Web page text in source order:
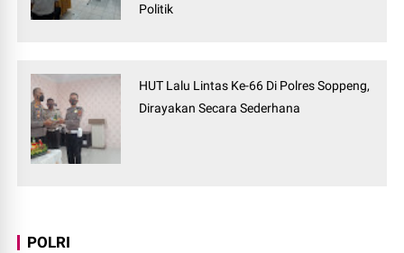
Politik
HUT Lalu Lintas Ke-66 Di Polres Soppeng,
Dirayakan Secara Sederhana
POLRI